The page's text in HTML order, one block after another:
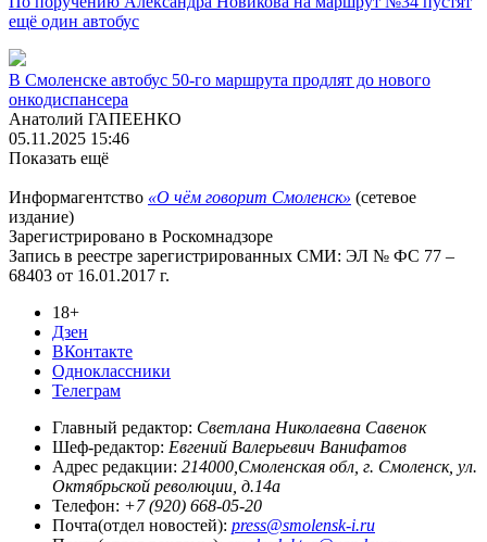
ещё один автобус
В Смоленске автобус 50-го маршрута продлят до нового
онкодиспансера
Анатолий ГАПЕЕНКО
05.11.2025 15:46
Показать ещё
Информагентство «О чём говорит Смоленск» (сетевое
издание)
Зарегистрировано в Роскомнадзоре
Запись в реестре зарегистрированных СМИ: ЭЛ № ФС 77 –
68403 от 16.01.2017 г.
18+
Дзен
ВКонтакте
Одноклассники
Телеграм
Главный редактор: Светлана Николаевна Савенок
Шеф-редактор: Евгений Валерьевич Ванифатов
Адрес редакции: 214000,Смоленская обл, г. Смоленск, ул.
Октябрьской революции, д.14а
Телефон: +7 (920) 668-05-20
Почта(отдел новостей): press@smolensk-i.ru